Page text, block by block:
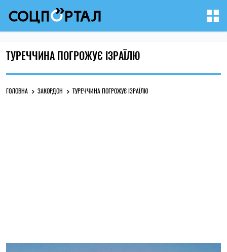
ТУРЕЧЧИНА ПОГРОЖУЄ ІЗРАЇЛЮ
ГОЛОВНА ЗАКОРДОН ТУРЕЧЧИНА ПОГРОЖУЄ ІЗРАЇЛЮ